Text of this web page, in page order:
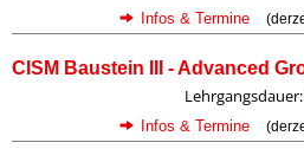
Infos & Termine
CISM Baustein III - Advanced
Lehrgangsdauer:
Infos & Termine